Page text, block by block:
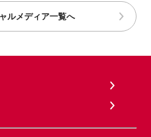
ルメディア一覧へ